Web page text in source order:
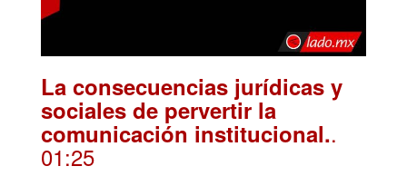
La consecuencias jurídicas y
sociales de pervertir la
comunicación institucional..
01:25